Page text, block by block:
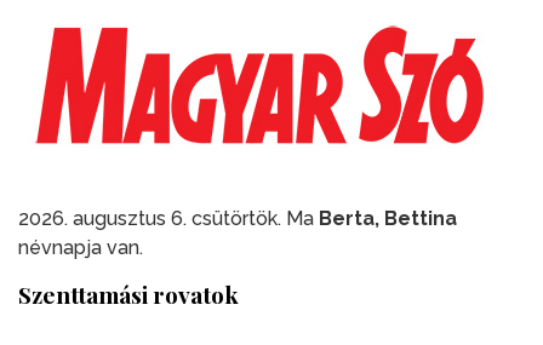
2026. augusztus 6. csütörtök. Ma Berta, Bettina
névnapja van.
Szenttamási rovatok